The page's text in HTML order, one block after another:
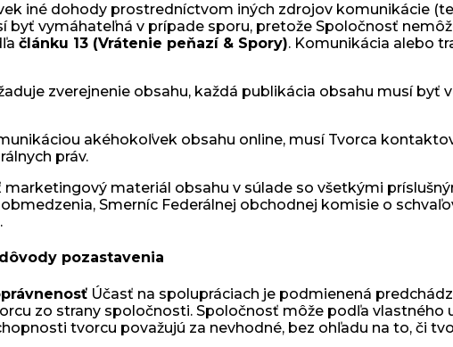
iné dohody prostredníctvom iných zdrojov komunikácie
byť vymáhateľná v prípade sporu, pretože Spoločnosť
článku 13 (Vrátenie peňazí & Spory). Komunikácia alebo
zverejnenie obsahu, každá publikácia obsahu musí
akéhokoľvek obsahu online, musí Tvorca
práv.
materiál obsahu v súlade so všetkými
Smerníc Federálnej obchodnej komisie o
pozastavenia
Účasť na spolupráciach je podmienená
zo strany spoločnosti. Spoločnosť môže podľa
tvorcu považujú za nevhodné, bez ohľadu na to, či